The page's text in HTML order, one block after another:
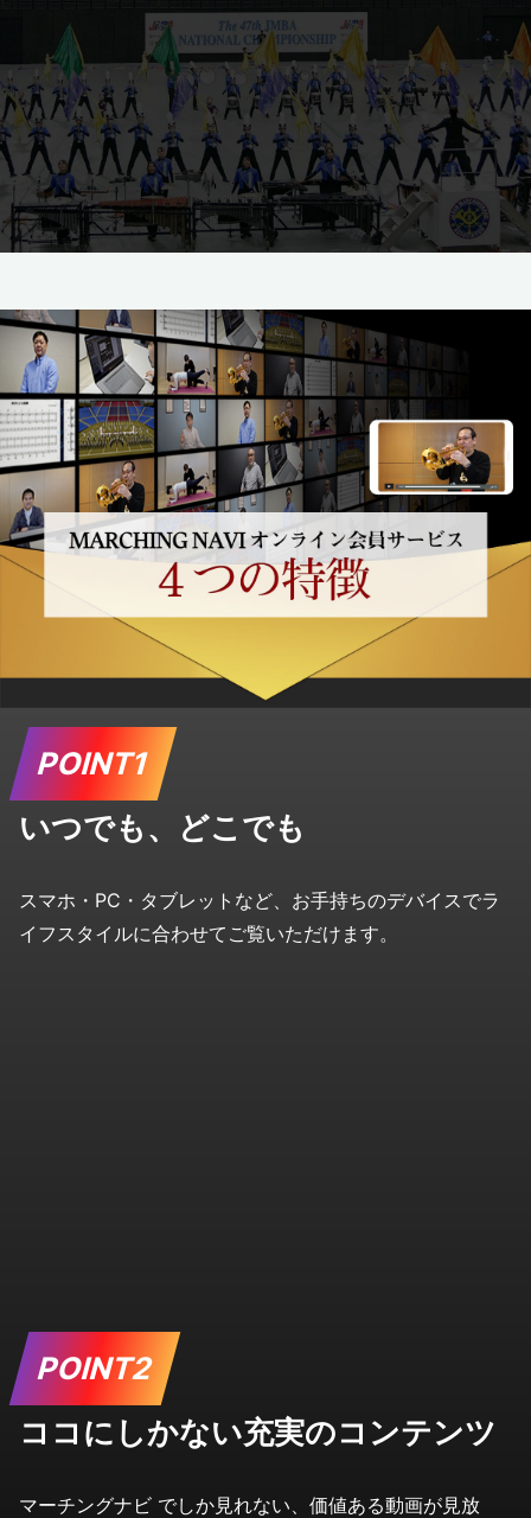
POINT1
いつでも、どこでも
スマホ・PC・タブレットなど、お手持ちのデバイスでラ
イフスタイルに合わせてご覧いただけます。
POINT2
ココにしかない充実のコンテンツ
マーチングナビ でしか見れない、価値ある動画が見放